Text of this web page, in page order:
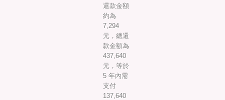
還款金額
約為
7,294
元，總還
款金額為
437,640
元，等於
5 年內需
支付
137,640